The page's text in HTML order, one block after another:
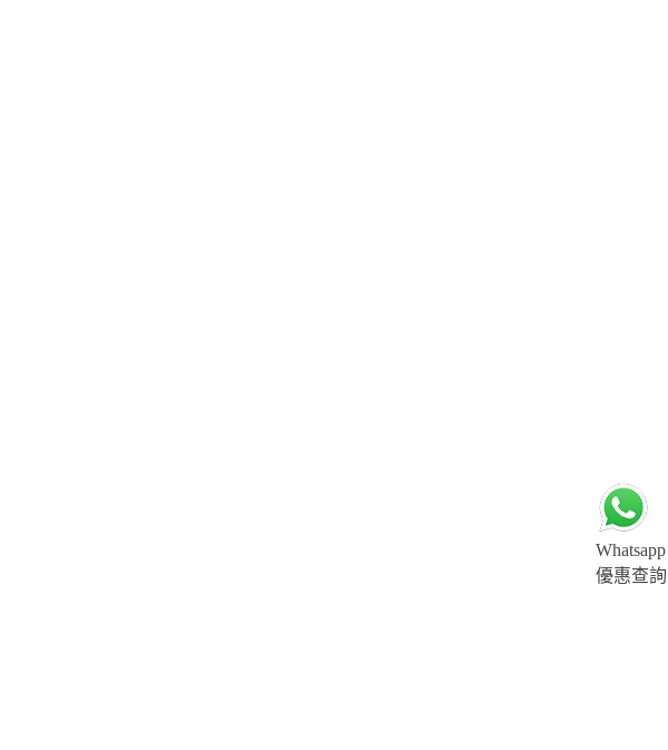
Whatsapp
優惠查詢